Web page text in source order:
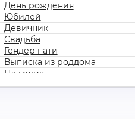
День рождения
Юбилей
Девичник
Свадьба
Гендер пати
Выписка из роддома
На годик
Корпоратив